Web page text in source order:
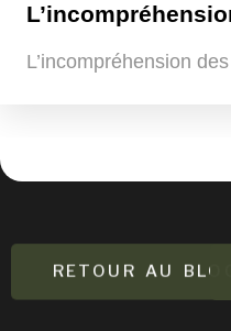
L’incompréhension
RETOUR AU